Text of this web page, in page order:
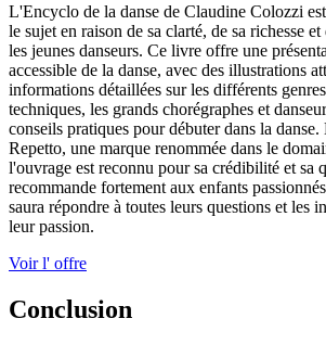
L'Encyclo de la danse de Claudine Colozzi
le sujet en raison de sa clarté, de sa richesse
les jeunes danseurs. Ce livre offre une
accessible de la danse, avec des illustrations
informations détaillées sur les différents
techniques, les grands chorégraphes et
conseils pratiques pour débuter dans la
Repetto, une marque renommée dans le
l'ouvrage est reconnu pour sa crédibilité et sa
recommande fortement aux enfants
saura répondre à toutes leurs questions et les
leur passion.
Voir l' offre
Conclusion